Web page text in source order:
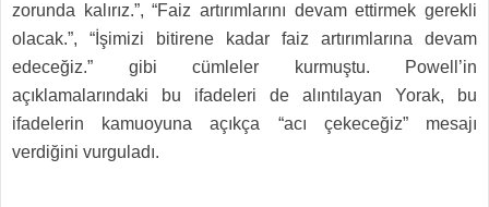
zorunda kalırız.”, “Faiz artırımlarını devam ettirmek gerekli
olacak.”, “İşimizi bitirene kadar faiz artırımlarına devam
edeceğiz.” gibi cümleler kurmuştu. Powell’in
açıklamalarındaki bu ifadeleri de alıntılayan Yorak, bu
ifadelerin kamuoyuna açıkça “acı çekeceğiz” mesajı
verdiğini vurguladı.